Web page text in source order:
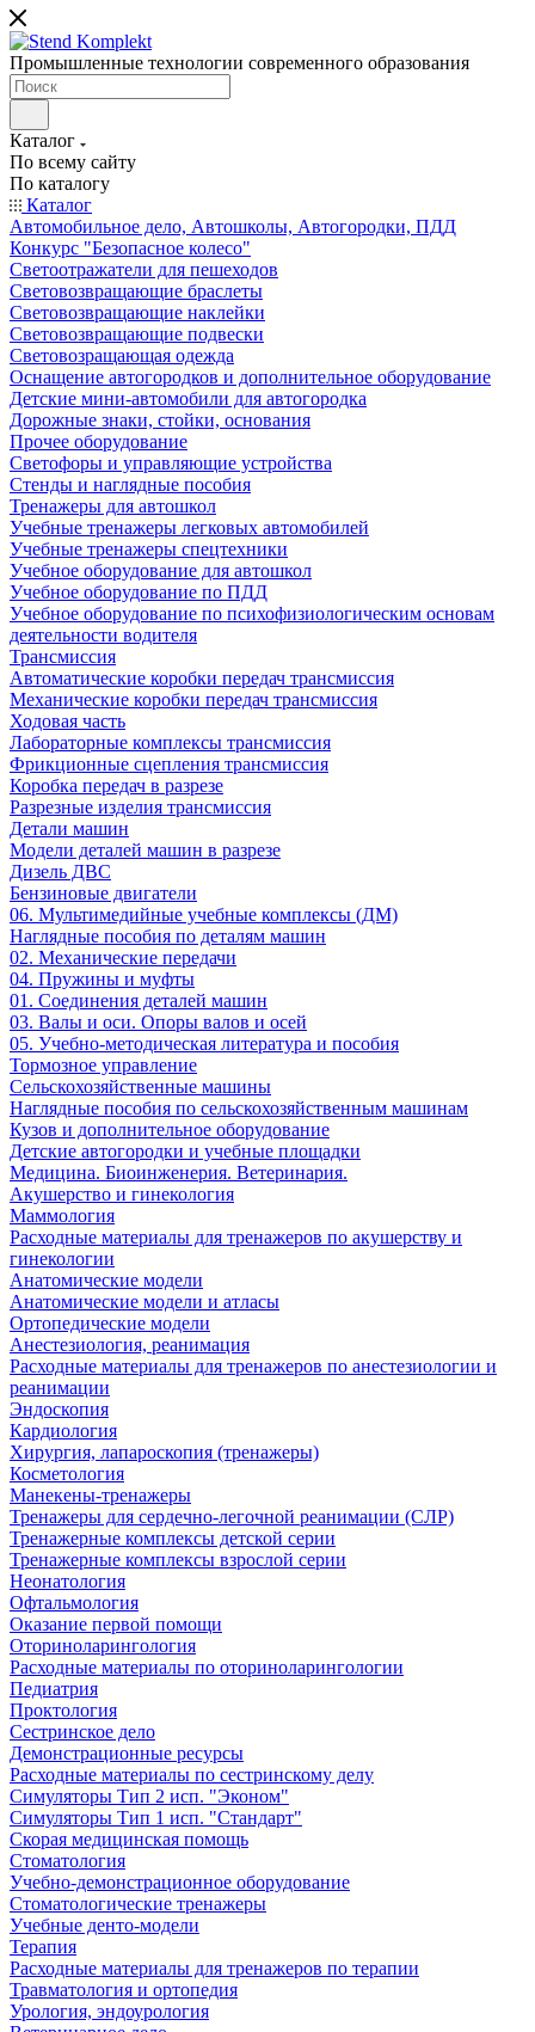
Промышленные технологии современного образования
Каталог
По всему сайту
По каталогу
Каталог
Автомобильное дело, Автошколы, Автогородки, ПДД
Конкурс "Безопасное колесо"
Светоотражатели для пешеходов
Световозвращающие браслеты
Световозвращающие наклейки
Световозвращающие подвески
Световозращающая одежда
Оснащение автогородков и дополнительное оборудование
Детские мини-автомобили для автогородка
Дорожные знаки, стойки, основания
Прочее оборудование
Светофоры и управляющие устройства
Стенды и наглядные пособия
Тренажеры для автошкол
Учебные тренажеры легковых автомобилей
Учебные тренажеры спецтехники
Учебное оборудование для автошкол
Учебное оборудование по ПДД
Учебное оборудование по психофизиологическим основам
деятельности водителя
Трансмиссия
Автоматические коробки передач трансмиссия
Механические коробки передач трансмиссия
Ходовая часть
Лабораторные комплексы трансмиссия
Фрикционные сцепления трансмиссия
Коробка передач в разрезе
Разрезные изделия трансмиссия
Детали машин
Модели деталей машин в разрезе
Дизель ДВС
Бензиновые двигатели
06. Мультимедийные учебные комплексы (ДМ)
Наглядные пособия по деталям машин
02. Механические передачи
04. Пружины и муфты
01. Соединения деталей машин
03. Валы и оси. Опоры валов и осей
05. Учебно-методическая литература и пособия
Тормозное управление
Сельскохозяйственные машины
Наглядные пособия по сельскохозяйственным машинам
Кузов и дополнительное оборудование
Детские автогородки и учебные площадки
Медицина. Биоинженерия. Ветеринария.
Акушерство и гинекология
Маммология
Расходные материалы для тренажеров по акушерству и
гинекологии
Анатомические модели
Анатомические модели и атласы
Ортопедические модели
Анестезиология, реанимация
Расходные материалы для тренажеров по анестезиологии и
реанимации
Эндоскопия
Кардиология
Хирургия, лапароскопия (тренажеры)
Косметология
Манекены-тренажеры
Тренажеры для сердечно-легочной реанимации (СЛР)
Тренажерные комплексы детской серии
Тренажерные комплексы взрослой серии
Неонатология
Офтальмология
Оказание первой помощи
Оториноларингология
Расходные материалы по оториноларингологии
Педиатрия
Проктология
Сестринское дело
Демонстрационные ресурсы
Расходные материалы по сестринскому делу
Симуляторы Тип 2 исп. "Эконом"
Симуляторы Тип 1 исп. "Стандарт"
Скорая медицинская помощь
Стоматология
Учебно-демонстрационное оборудование
Стоматологические тренажеры
Учебные денто-модели
Терапия
Расходные материалы для тренажеров по терапии
Травматология и ортопедия
Урология, эндоурология